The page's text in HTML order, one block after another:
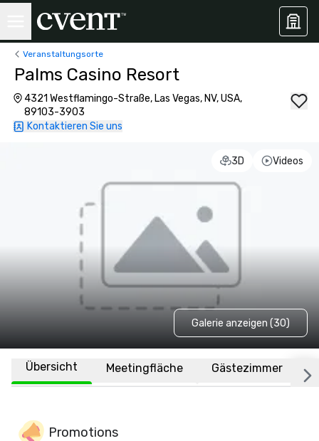
Veranstaltungsorte
Palms Casino Resort
4321 Westflamingo-Straße, Las Vegas, NV, USA,
89103-3903
Kontaktieren Sie uns
3D Videos
Galerie anzeigen (30)
Übersicht Meetingfläche Gästezimmer
Promotions